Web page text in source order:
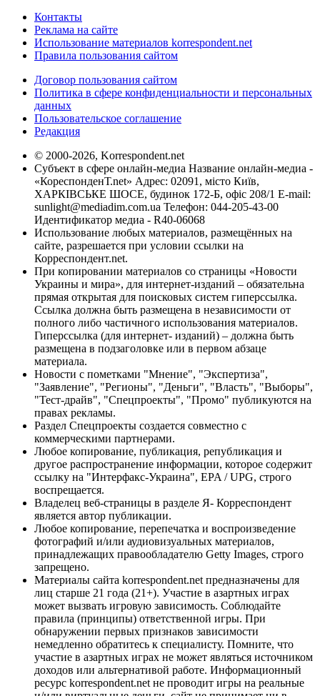
Контакты
Реклама на сайте
Использование материалов korrespondent.net
Правила пользования сайтом
Договор пользования сайтом
Политика в сфере конфиденциальности и персональных
данных
Пользовательское соглашение
Редакция
© 2000-2026, Korrespondent.net
Субъект в сфере онлайн-медиа Название онлайн-медиа -
«КореспонденТ.net» Адрес: 02091, місто Київ,
ХАРКІВСЬКЕ ШОСЕ, будинок 172-Б, офіс 208/1 E-mail:
sunlight@mediadim.com.ua Телефон: 044-205-43-00
Идентификатор медиа - R40-06068
Использование любых материалов, размещённых на
сайте, разрешается при условии ссылки на
Корреспондент.net.
При копировании материалов со страницы «Новости
Украины и мира», для интернет-изданий – обязательна
прямая открытая для поисковых систем гиперссылка.
Ссылка должна быть размещена в независимости от
полного либо частичного использования материалов.
Гиперссылка (для интернет- изданий) – должна быть
размещена в подзаголовке или в первом абзаце
материала.
Новости с пометками "Мнение", "Экспертиза",
"Заявление", "Регионы", "Деньги", "Власть", "Выборы",
"Тест-драйв", "Спецпроекты", "Промо" публикуются на
правах рекламы.
Раздел Спецпроекты создается совместно с
коммерческими партнерами.
Любое копирование, публикация, републикация и
другое распространение информации, которое содержит
ссылку на "Интерфакс-Украина", EPA / UPG, строго
воспрещается.
Владелец веб-страницы в разделе Я- Корреспондент
является автор публикации.
Любое копирование, перепечатка и воспроизведение
фотографий и/или аудиовизуальных материалов,
принадлежащих правообладателю Getty Images, строго
запрещено.
Материалы сайта korrespondent.net предназначены для
лиц старше 21 года (21+). Участие в азартных играх
может вызвать игровую зависимость. Соблюдайте
правила (принципы) ответственной игры. При
обнаружении первых признаков зависимости
немедленно обратитесь к специалисту. Помните, что
участие в азартных играх не может являться источником
доходов или альтернативой работе. Информационный
ресурс korrespondent.net не проводит игры на реальные